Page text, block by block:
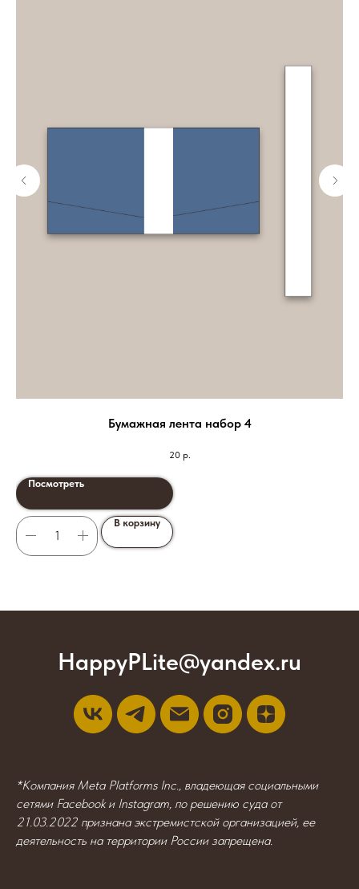
Бумажная лента набор 4
20 р.
Посмотреть
В корзину
HappyPLite@yandex.ru
*Компания Meta Platforms Inc., владеющая социальными
сетями Facebook и Instagram, по решению суда от
21.03.2022 признана экстремистской организацией, ее
деятельность на территории России запрещена.